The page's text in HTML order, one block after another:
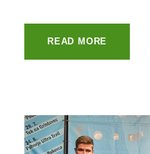
READ MORE